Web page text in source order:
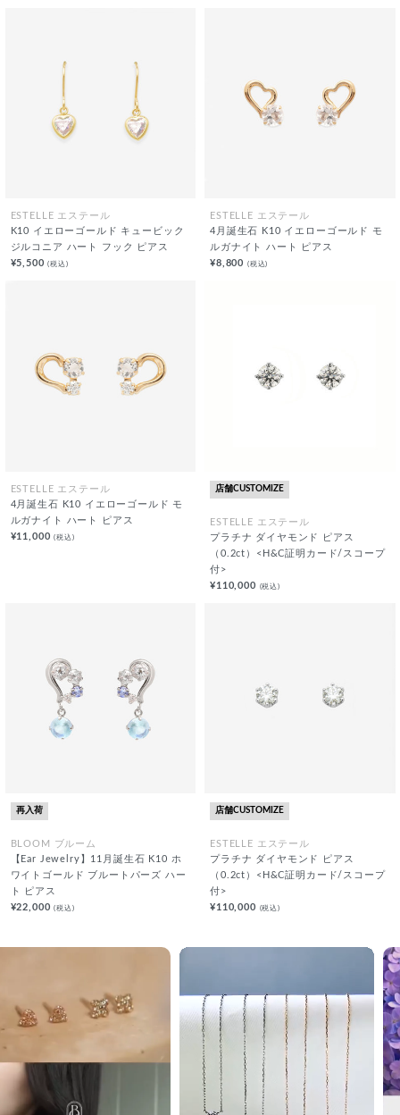
ESTELLE エステール
K10 イエローゴールド キュービック
ジルコニア ハート フック ピアス
¥5,500(税込)
ESTELLE エステール
4月誕生石 K10 イエローゴールド モ
ルガナイト ハート ピアス
¥8,800 (税込)
ESTELLE エステール
4月誕生石 K10 イエローゴールド モ
ルガナイト ハート ピアス
¥11,000(税込)
店舗CUSTOMIZE
ESTELLE エステール
プラチナ ダイヤモンド ピアス
（0.2ct）<H&C証明カード/スコープ
付>
¥110,000 (税込)
再入荷
BLOOM ブルーム
【Ear Jewelry】11月誕生石 K10 ホ
ワイトゴールド ブルートパーズ ハー
ト ピアス
¥22,000(税込)
店舗CUSTOMIZE
ESTELLE エステール
プラチナ ダイヤモンド ピアス
（0.2ct）<H&C証明カード/スコープ
付>
¥110,000 (税込)